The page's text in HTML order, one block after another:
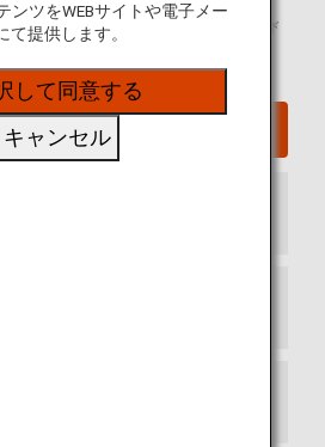
空港の発着ターミナルマップおよび
報。
ル空港ウェブサイト
ンツをWEBサイトや電子メー
て提供します。
して同意する
キャンセル